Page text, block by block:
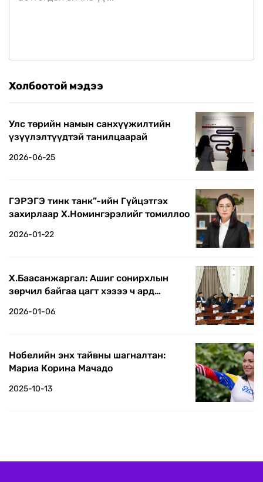
Холбоотой мэдээ
Улс төрийн намын санхүүжилтийн
үзүүлэлтүүдтэй танилцаарай
2026-06-25
ГЭРЭГЭ тинк танк”-ийн Гүйцэтгэх
захирлаар Х.Номингэрэлийг томиллоо
2026-01-22
Х.Баасанжаргал: Ашиг сонирхлын
зөрчил байгаа цагт хэзээ ч ард
2026-01-06
Нобелийн энх тайвны шагналтан:
Мариа Корина Мачадо
2025-10-13